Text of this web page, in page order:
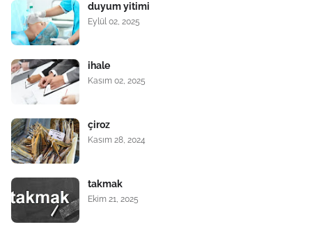
duyum yitimi
Eylül 02, 2025
ihale
Kasım 02, 2025
çiroz
Kasım 28, 2024
takmak
Ekim 21, 2025